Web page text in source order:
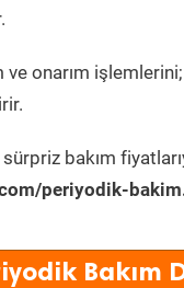
onarım
bakım
periyodik-
Bakım